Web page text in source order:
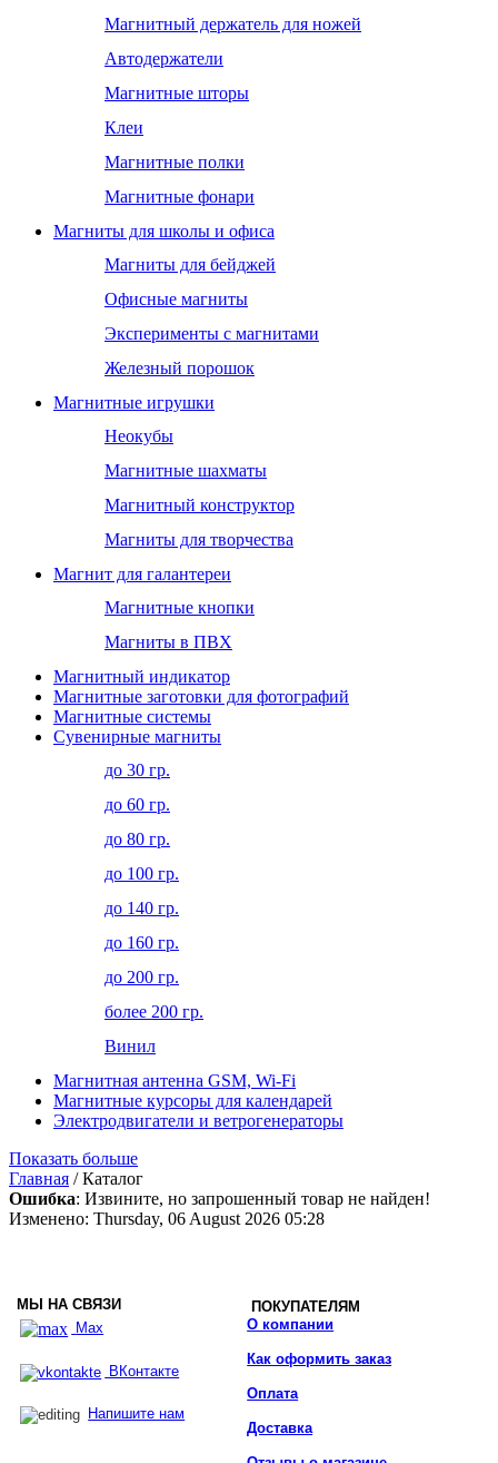
Магнитный держатель для ножей
Автодержатели
Магнитные шторы
Клеи
Магнитные полки
Магнитные фонари
Магниты для школы и офиса
Магниты для бейджей
Офисные магниты
Эксперименты с магнитами
Железный порошок
Магнитные игрушки
Неокубы
Магнитные шахматы
Магнитный конструктор
Магниты для творчества
Магнит для галантереи
Магнитные кнопки
Магниты в ПВХ
Магнитный индикатор
Магнитные заготовки для фотографий
Магнитные системы
Сувенирные магниты
до 30 гр.
до 60 гр.
до 80 гр.
до 100 гр.
до 140 гр.
до 160 гр.
до 200 гр.
более 200 гр.
Винил
Магнитная антенна GSM, Wi-Fi
Магнитные курсоры для календарей
Электродвигатели и ветрогенераторы
Показать больше
Главная / Каталог
Ошибка: Извините, но запрошенный товар не найден!
Изменено: Thursday, 06 August 2026 05:28
МЫ НА СВЯЗИ
ПОКУПАТЕЛЯМ
Max
ВКонтакте
Напишите нам
О компании
Как оформить заказ
Оплата
Доставка